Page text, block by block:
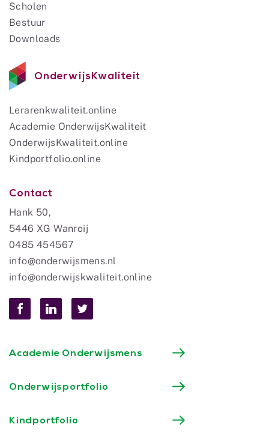
Scholen
Bestuur
Downloads
OnderwijsKwaliteit
Lerarenkwaliteit.online
Academie OnderwijsKwaliteit
OnderwijsKwaliteit.online
Kindportfolio.online
Contact
Hank 50,
5446 XG Wanroij
0485 454567
info@onderwijsmens.nl
info@onderwijskwaliteit.online
Academie Onderwijsmens
Onderwijsportfolio
Kindportfolio